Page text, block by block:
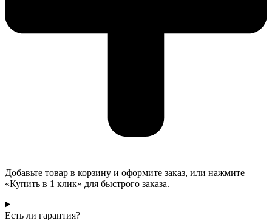
Добавьте товар в корзину и оформите заказ, или нажмите
«Купить в 1 клик» для быстрого заказа.
Есть ли гарантия?